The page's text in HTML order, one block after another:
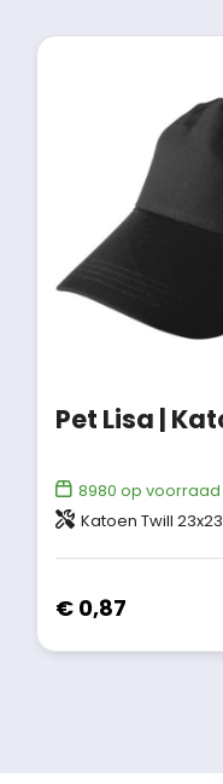
8980 op voorraad
Katoen Twill 23x23
€ 0,87